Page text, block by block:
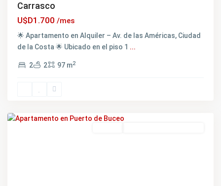
Carrasco
U$D1.700 /mes
🌟 Apartamento en Alquiler – Av. de las Américas, Ciudad
de la Costa 🌟 Ubicado en el piso 1 ...
2 2 97 m2